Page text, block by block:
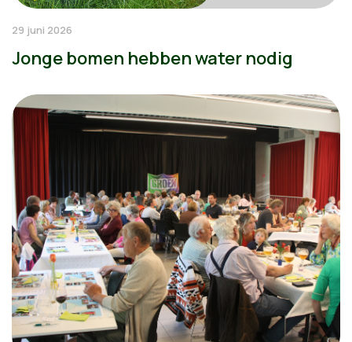
29 juni 2026
Jonge bomen hebben water nodig